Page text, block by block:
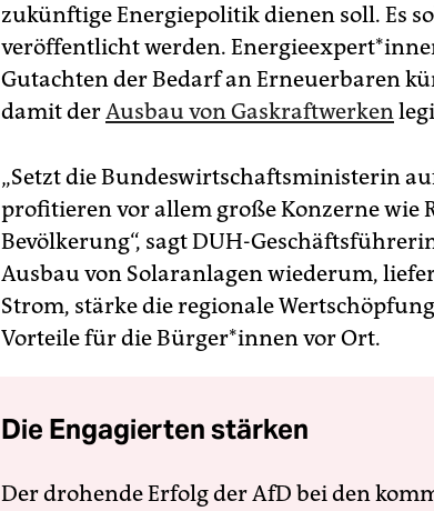
zukünftige Energiepolitik dienen soll. Es
veröffentlicht werden.
Gutachten der Bedarf an Erneuerbaren
damit derAusbau von Gaskraftwerken
„Setzt die Bundeswirtschaftsministerin
profitieren vor allem große Konzerne wie
Bevölkerung“, sagt DUH-
Ausbau von Solaranlagen wiederum,
Strom, stärke die regionale
Vorteile für die Bür­ge­r*in­nen vor Ort.
Die Engagierten stärken
Der drohende Erfolg der AfD bei den